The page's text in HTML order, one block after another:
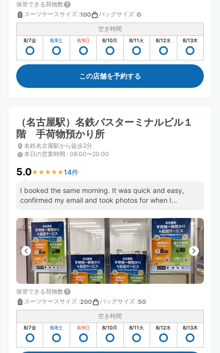
保管できる荷物数
スーツケースサイズ :100 バッグサイズ :0
空き時間
8/7金 8/8土 8/9日 8/10月 8/11火 8/12水 8/13木
この店舗を予約する
（名古屋駅）名鉄バスターミナルビル１
階 手荷物預かり所
名鉄名古屋駅から徒歩2分
本日の営業時間 : 08:00〜20:00
5.0★ ★ ★ ★ ★
★ ★ ★ ★ ★14件
I booked the same morning. It was quick and easy,
confirmed my email and took photos for when I
保管できる荷物数
スーツケースサイズ :200 バッグサイズ :50
空き時間
8/7金 8/8土 8/9日 8/10月 8/11火 8/12水 8/13木